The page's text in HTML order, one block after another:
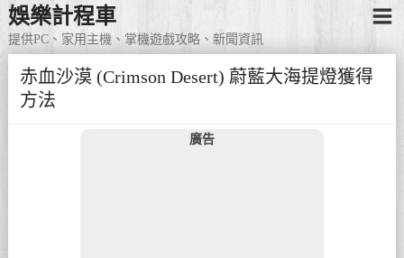
娛樂計程車
提供PC、家用主機、掌機遊戲攻略、新聞資訊
赤血沙漠 (Crimson Desert) 蔚藍大海提燈獲得
方法
廣告